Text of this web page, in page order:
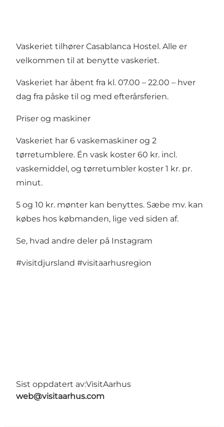
Vaskeriet tilhører Casablanca Hostel. Alle er
velkommen til at benytte vaskeriet.
Vaskeriet har åbent fra kl. 07.00 – 22.00 – hver
dag fra påske til og med efterårsferien.
Priser og maskiner
Vaskeriet har 6 vaskemaskiner og 2
tørretumblere. Én vask koster 60 kr. incl.
vaskemiddel, og tørretumbler koster 1 kr. pr.
minut.
5 og 10 kr. mønter kan benyttes. Sæbe mv. kan
købes hos købmanden, lige ved siden af.
Se, hvad andre deler på Instagram
#visitdjursland #visitaarhusregion
Sist oppdatert av:VisitAarhus
web@visitaarhus.com